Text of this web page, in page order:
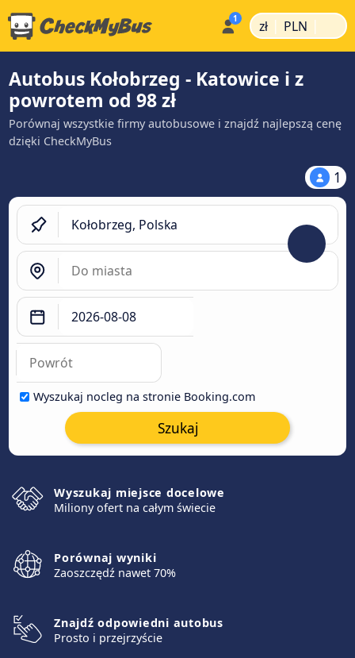
zł | PLN |
Autobus Kołobrzeg - Katowice i z
powrotem od 98 zł
Porównaj wszystkie firmy autobusowe i znajdź najlepszą cenę
dzięki CheckMyBus
1
Wyszukaj nocleg na stronie Booking.com
Szukaj
Wyszukaj miejsce docelowe
Miliony ofert na całym świecie
Porównaj wyniki
Zaoszczędź nawet 70%
Znajdź odpowiedni autobus
Prosto i przejrzyście